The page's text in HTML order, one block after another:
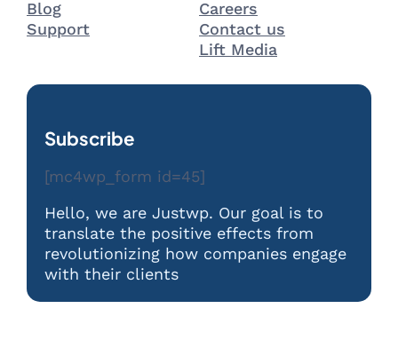
Blog
Support
Careers
Contact us
Lift Media
Subscribe
[mc4wp_form id=45]
Hello, we are Justwp. Our goal is to
translate the positive effects from
revolutionizing how companies engage
with their clients